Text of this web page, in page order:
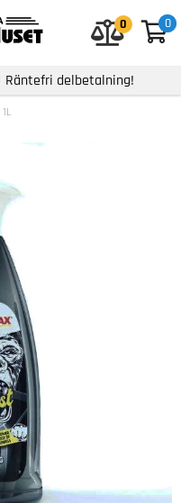
0
0
0
Räntefri delbetalning!